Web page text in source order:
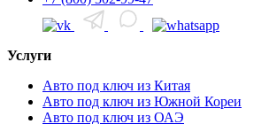
Услуги
Авто под ключ из Китая
Авто под ключ из Южной Кореи
Авто под ключ из ОАЭ